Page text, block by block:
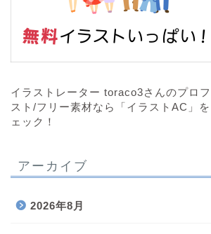
イラストレーター toraco3さんのプロ
スト/フリー素材なら「イラストAC」
ェック！
アーカイブ
2026年8月